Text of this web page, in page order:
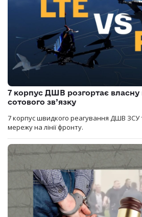
7 корпус ДШВ розгортає
сотового зв’язку
7 корпус швидкого реагування ДШВ ЗСУ
мережу на лінії фронту.